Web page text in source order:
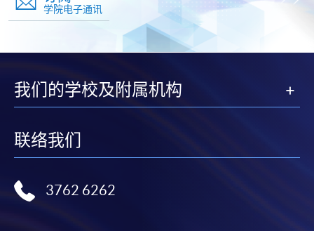
学院电子通讯
我们的学校及附属机构
联络我们
3762 6262